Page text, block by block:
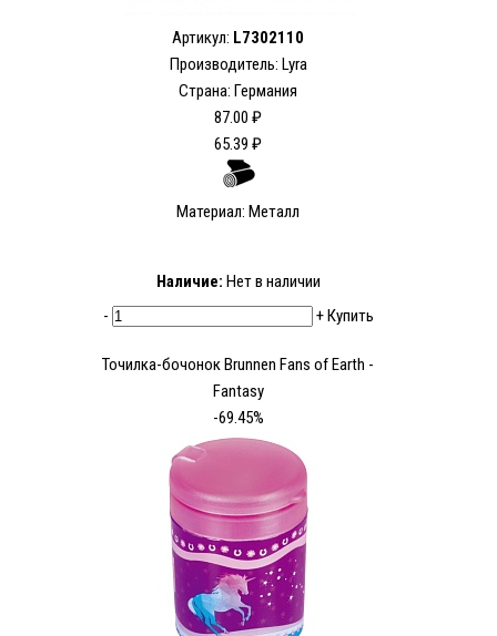
Артикул: L7302110
Производитель: Lyra
Страна: Германия
87.00 ₽
65.39 ₽
Материал: Металл
Наличие: Нет в наличии
-
+Купить
Точилка-бочонок Brunnen Fans of Earth -
Fantasy
-69.45%